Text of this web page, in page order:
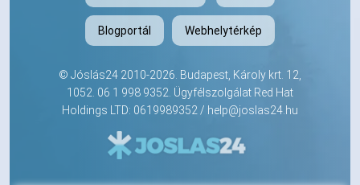
Blogportál Webhelytérkép
© Jóslás24 2010-2026. Budapest, Károly krt. 12,
1052. 06 1 998 9352. Ügyfélszolgálat Red Hat
Holdings LTD: 0619989352 / help@joslas24.hu